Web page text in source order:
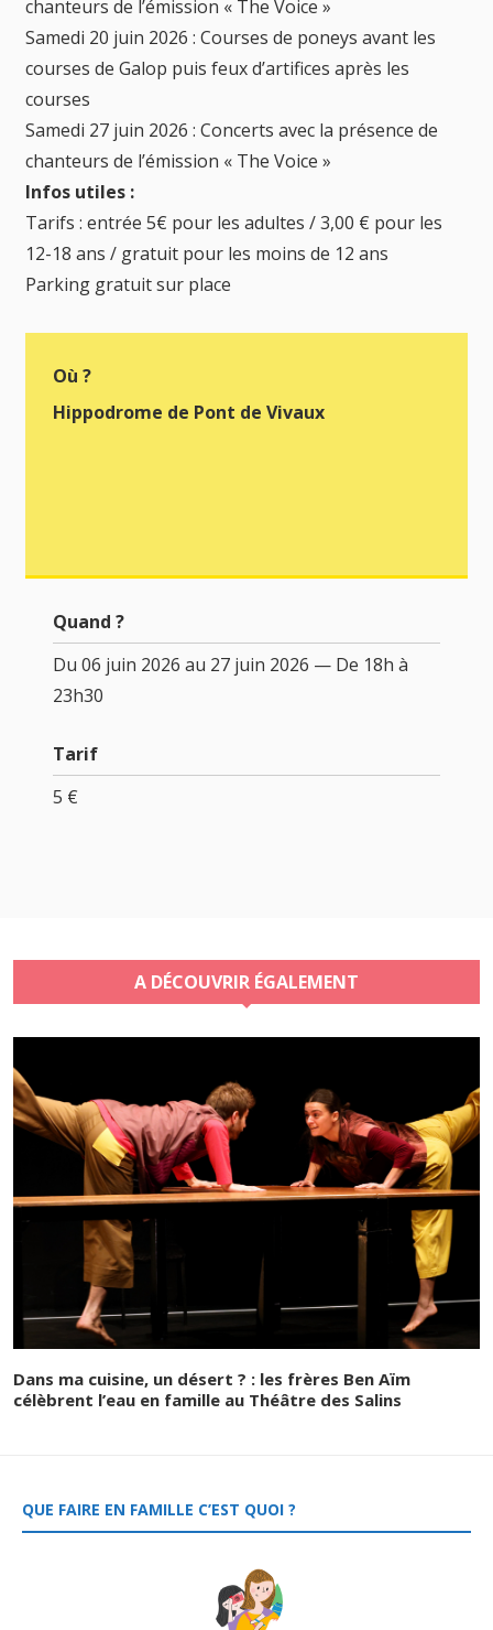
chanteurs de l’émission « The Voice »
Samedi 20 juin 2026 : Courses de poneys avant les
courses de Galop puis feux d’artifices après les
courses
Samedi 27 juin 2026 : Concerts avec la présence de
chanteurs de l’émission « The Voice »
Infos utiles :
Tarifs : entrée 5€ pour les adultes / 3,00 € pour les
12-18 ans / gratuit pour les moins de 12 ans
Parking gratuit sur place
Où ?
Hippodrome de Pont de Vivaux
Quand ?
Du 06 juin 2026 au 27 juin 2026 — De 18h à
23h30
Tarif
5 €
A DÉCOUVRIR ÉGALEMENT
Dans ma cuisine, un désert ? : les frères Ben Aïm
célèbrent l’eau en famille au Théâtre des Salins
QUE FAIRE EN FAMILLE C’EST QUOI ?